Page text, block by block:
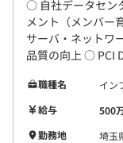
○ 自社データセン
メント（メンバー
サーバ・ネットワ
品質の向上 ○ PCI
職種名
イン
給与
500
勤務地
埼玉